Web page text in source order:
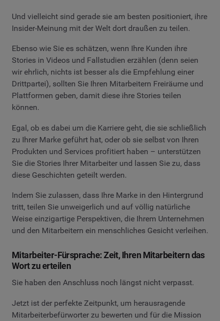
Und vielleicht sind gerade sie am besten positioniert, ihre
Insider-Meinung mit der Welt dort draußen zu teilen.
Ebenso wie Sie es schätzen, wenn Ihre Kunden ihre
Stories in Videos und Fallstudien erzählen (denn seien
wir ehrlich, nichts ist besser als die Empfehlung einer
Drittpartei), sollten Sie Ihren Mitarbeitern Freiräume und
Plattformen geben, damit diese ihre Stories teilen
können.
Egal, ob es dabei um die Karriere geht, die sie schließlich
zu Ihrer Marke geführt hat, oder ob sie selbst von Ihren
Produkten und Services profitiert haben – unterstützen
Sie die Stories Ihrer Mitarbeiter und lassen Sie zu, dass
diese Geschichten geteilt werden.
Indem Sie zulassen, dass Ihre Marke in den Hintergrund
tritt, teilen Sie unweigerlich und auf völlig natürliche
Weise einzigartige Perspektiven, die Ihrem Unternehmen
und den Mitarbeitern ein menschliches Gesicht verleihen.
Mitarbeiter-Fürsprache: Zeit, Ihren Mitarbeitern das
Wort zu erteilen
Sie haben den Anschluss noch längst nicht verpasst.
Jetzt ist der perfekte Zeitpunkt, um herausragende
Mitarbeiterbefürworter zu bewerten und für die Mission